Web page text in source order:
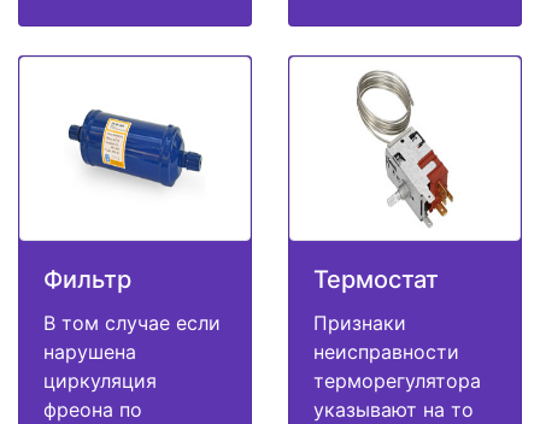
Фильтр
В том случае если
нарушена
циркуляция
фреона по
Термостат
Признаки
неисправности
терморегулятора
указывают на то